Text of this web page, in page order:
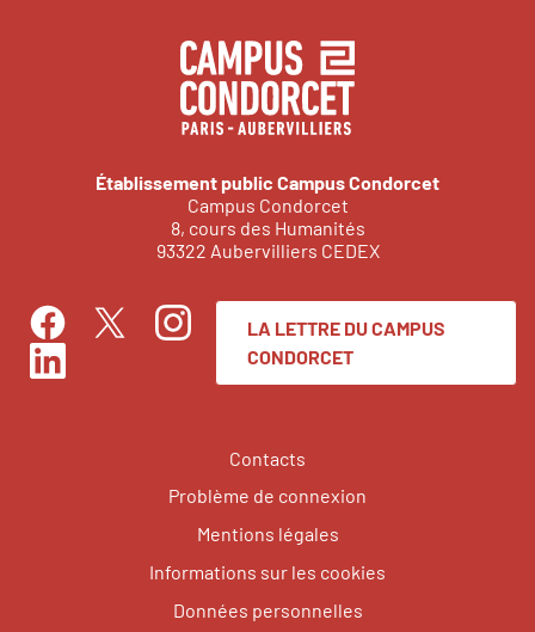
Établissement public Campus Condorcet
Campus Condorcet
8, cours des Humanités
93322 Aubervilliers CEDEX
FacebookTwitterInstagram
LinkedIn
LA LETTRE DU CAMPUS
CONDORCET
Contacts
Problème de connexion
Mentions légales
Informations sur les cookies
Données personnelles